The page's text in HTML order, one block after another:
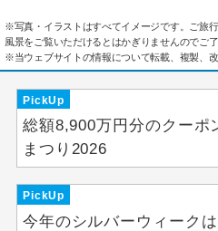
※写真・イラストはすべてイメージです。ご旅
風景をご覧いただけるとはかぎりませんのでご了
※当ウェブサイトの情報について転載、複製、改
PickUp
総額8,900万円分のクーポ
まつり2026
PickUp
今年のシルバーウィークは